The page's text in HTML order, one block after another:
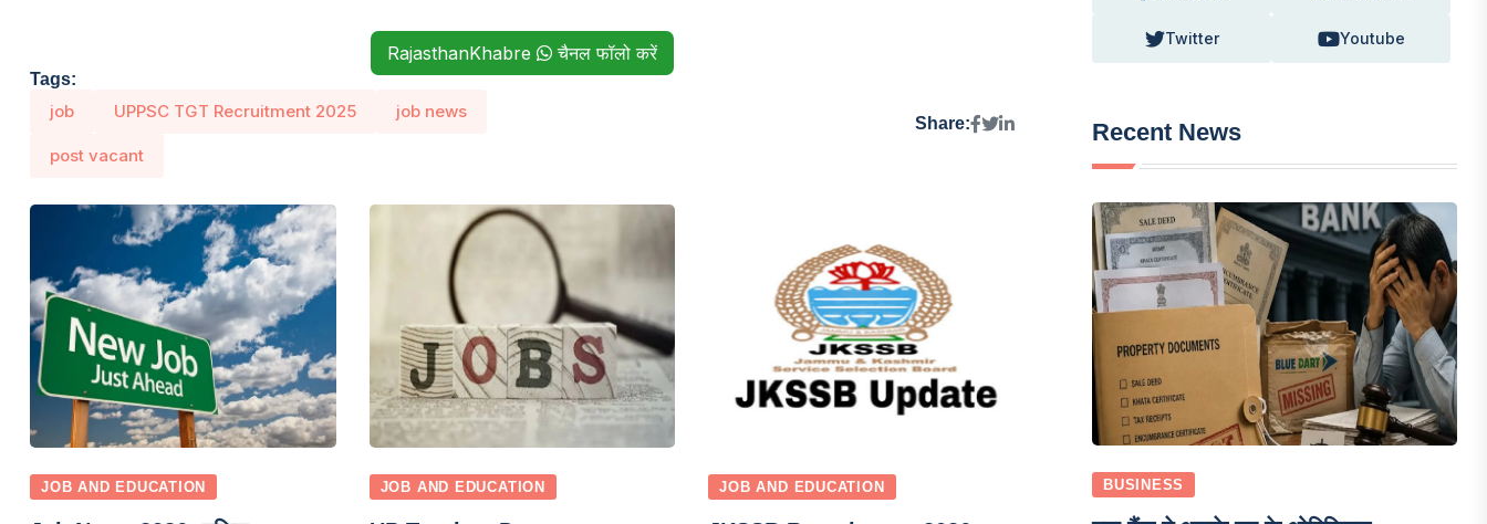
RajasthanKhabre चैनल फॉलो करें
Tags:
job UPPSC TGT Recruitment 2025 job news
post vacant
Share:
JOB AND EDUCATION JOB AND EDUCATION JOB AND EDUCATION
Twitter Youtube
Recent News
BUSINESS